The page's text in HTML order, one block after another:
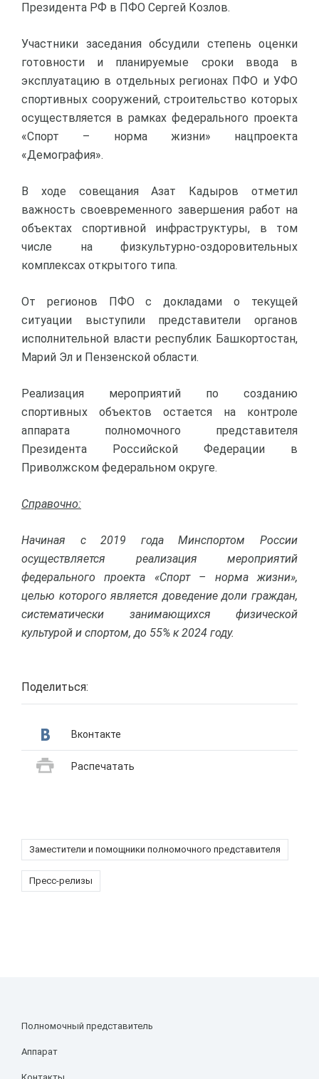
Президента РФ в ПФО Сергей Козлов.
Участники заседания обсудили степень оценки
готовности и планируемые сроки ввода в
эксплуатацию в отдельных регионах ПФО и УФО
спортивных сооружений, строительство которых
осуществляется в рамках федерального проекта
«Спорт – норма жизни» нацпроекта
«Демография».
В ходе совещания Азат Кадыров отметил
важность своевременного завершения работ на
объектах спортивной инфраструктуры, в том
числе на физкультурно-оздоровительных
комплексах открытого типа.
От регионов ПФО с докладами о текущей
ситуации выступили представители органов
исполнительной власти республик Башкортостан,
Марий Эл и Пензенской области.
Реализация мероприятий по созданию
спортивных объектов остается на контроле
аппарата полномочного представителя
Президента Российской Федерации в
Приволжском федеральном округе.
Справочно:
Начиная с 2019 года Минспортом России
осуществляется реализация мероприятий
федерального проекта «Спорт – норма жизни»,
целью которого является доведение доли граждан,
систематически занимающихся физической
культурой и спортом, до 55% к 2024 году.
Поделиться:
Вконтакте
Распечатать
Заместители и помощники полномочного представителя
Пресс-релизы
Полномочный представитель
Аппарат